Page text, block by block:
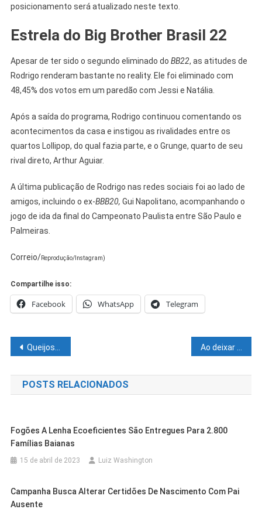
posicionamento será atualizado neste texto.
Estrela do Big Brother Brasil 22
Apesar de ter sido o segundo eliminado do BB22, as atitudes de
Rodrigo renderam bastante no reality. Ele foi eliminado com
48,45% dos votos em um paredão com Jessi e Natália.
Após a saída do programa, Rodrigo continuou comentando os
acontecimentos da casa e instigou as rivalidades entre os
quartos Lollipop, do qual fazia parte, e o Grunge, quarto de seu
rival direto, Arthur Aguiar.
A última publicação de Rodrigo nas redes sociais foi ao lado de
amigos, incluindo o ex-BBB20, Gui Napolitano, acompanhando o
jogo de ida da final do Campeonato Paulista entre São Paulo e
Palmeiras.
Correio/Reprodução/Instagram)
Compartilhe isso:
Facebook WhatsApp Telegram
Navegação
de
Post
Queijos e hamburgueres fermentados fazem sucesso no Vale do São Francisco Ao deixar governo do RS, Eduardo Leite retoma fala sobre presença política
POSTS RELACIONADOS
Fogões A Lenha Ecoeficientes São Entregues Para 2.800
Famílias Baianas
15 de abril de 2023 Luiz Washington
Campanha Busca Alterar Certidões De Nascimento Com Pai
Ausente